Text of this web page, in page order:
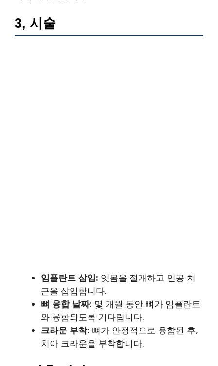
3, 시술
임플란트 삽입: 잇몸을 절개하고 인공 치
근을 삽입합니다.
뼈 융합 날짜: 몇 개월 동안 뼈가 임플란트
와 융합되도록 기다립니다.
크라운 부착: 뼈가 안정적으로 융합된 후,
치아 크라운을 부착합니다.